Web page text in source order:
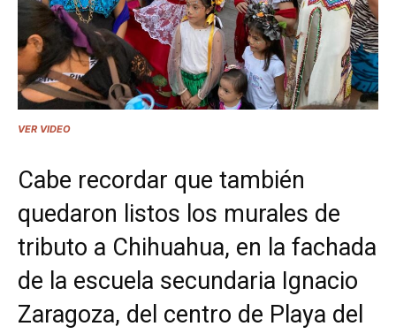
VER VIDEO
Cabe recordar que también
quedaron listos los murales de
tributo a Chihuahua, en la fachada
de la escuela secundaria Ignacio
Zaragoza, del centro de Playa del